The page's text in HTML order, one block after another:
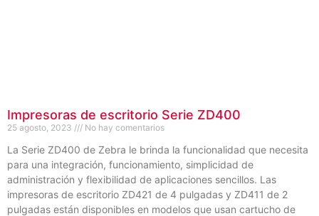
Impresoras de escritorio Serie ZD400
25 agosto, 2023 No hay comentarios
La Serie ZD400 de Zebra le brinda la funcionalidad que necesita
para una integración, funcionamiento, simplicidad de
administración y flexibilidad de aplicaciones sencillos. Las
impresoras de escritorio ZD421 de 4 pulgadas y ZD411 de 2
pulgadas están disponibles en modelos que usan cartucho de